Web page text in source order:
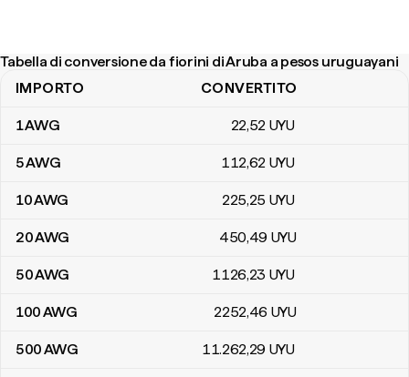
Tabella di conversione da fiorini di Aruba a pesos uruguayani
Tabella di conversione da fiorini di Aruba a pesos uruguayani
IMPORTO CONVERTITO
1AWG 22,52 UYU
5AWG 112,62 UYU
10AWG 225,25 UYU
20AWG 450,49 UYU
50AWG 1126,23 UYU
100AWG 2252,46 UYU
500AWG 11.262,29 UYU